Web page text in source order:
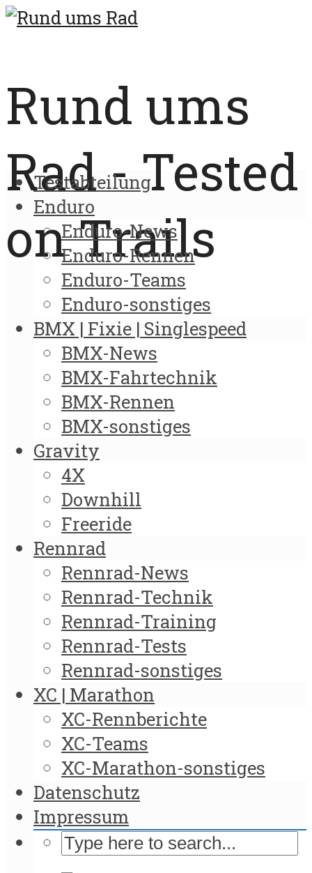
Rund ums
Rad - Tested
on Trails
Testabteilung
Enduro
Enduro-News
Enduro-Rennen
Enduro-Teams
Enduro-sonstiges
BMX | Fixie | Singlespeed
BMX-News
BMX-Fahrtechnik
BMX-Rennen
BMX-sonstiges
Gravity
4X
Downhill
Freeride
Rennrad
Rennrad-News
Rennrad-Technik
Rennrad-Training
Rennrad-Tests
Rennrad-sonstiges
XC | Marathon
XC-Rennberichte
XC-Teams
XC-Marathon-sonstiges
Datenschutz
Impressum